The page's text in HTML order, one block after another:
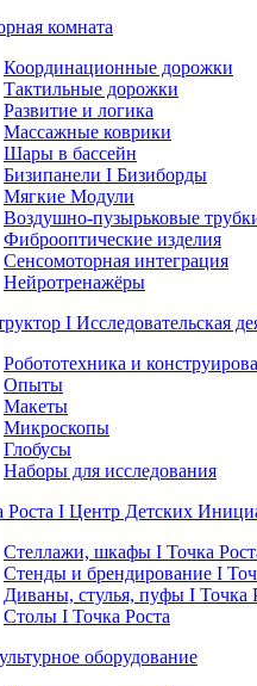
комната
Координационные дорожки
Тактильные дорожки
Развитие и логика
Массажные коврики
Шары в бассейн
Бизипанели I Бизиборды
Мягкие Модули
Воздушно-пузырьковые
Фиброоптические изделия
Сенсомоторная интеграция
Нейротренажёры
I Исследовательская
Робототехника и
Опыты
Макеты
Микроскопы
Глобусы
Наборы для исследования
Роста I Центр Детских
Стеллажи, шкафы I Точка
Стенды и брендирование I
Диваны, стулья, пуфы I Точка
Столы I Точка Роста
оборудование